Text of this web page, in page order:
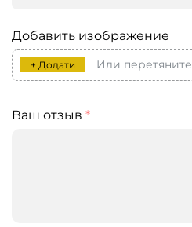
Добавить изображение
+ Додати Или
Ваш отзыв *